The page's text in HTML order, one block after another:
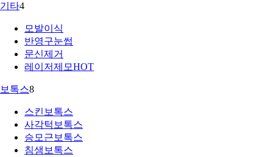
기타4
모발이식
반영구눈썹
문신제거
레이저제모HOT
보톡스8
스킨보톡스
사각턱보톡스
승모근보톡스
침샘보톡스